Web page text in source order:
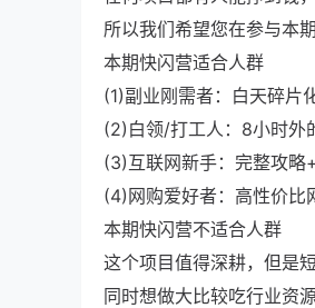
所以我们希望您在参与本
本期快闪营适合人群
(1)副业刚需者：白天碎片
(2)白领/打工人：8小时外
(3)互联网新手：完整攻略
(4)网购爱好者：高性价比
本期快闪营不适合人群
这个项目值得深耕，但是
同时想做大比较吃行业资